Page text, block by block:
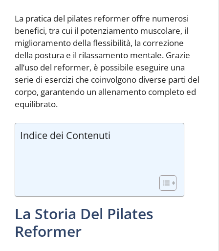
La pratica del pilates reformer offre numerosi
benefici, tra cui il potenziamento muscolare, il
miglioramento della flessibilità, la correzione
della postura e il rilassamento mentale. Grazie
all’uso del reformer, è possibile eseguire una
serie di esercizi che coinvolgono diverse parti del
corpo, garantendo un allenamento completo ed
equilibrato.
Indice dei Contenuti
La Storia Del Pilates
Reformer